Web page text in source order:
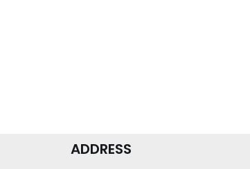
ADDRESS